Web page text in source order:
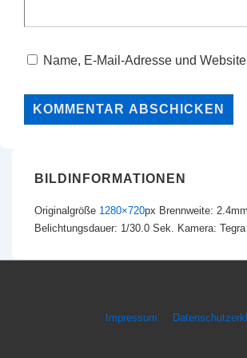
Name, E-Mail-Adresse und
BILDINFORMATIONEN
Originalgröße 1280×720px Brennweite: 2.4mm
Belichtungsdauer: 1/30.0 Sek. Kamera:
Footer-
Impressum